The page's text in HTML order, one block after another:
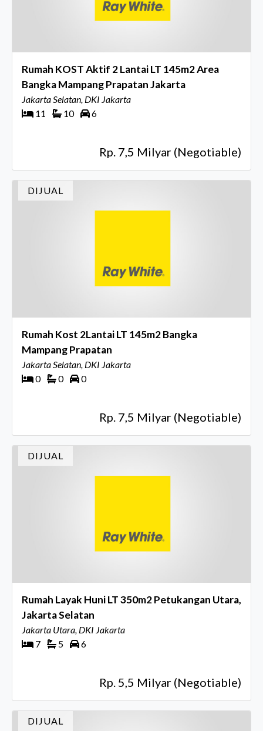
Rumah KOST Aktif 2 Lantai LT 145m2 Area
Bangka Mampang Prapatan Jakarta
Jakarta Selatan, DKI Jakarta
11
10 6
Rp. 7,5 Milyar (Negotiable)
DIJUAL
Rumah Kost 2Lantai LT 145m2 Bangka
Mampang Prapatan
Jakarta Selatan, DKI Jakarta
0
0 0
Rp. 7,5 Milyar (Negotiable)
DIJUAL
Rumah Layak Huni LT 350m2 Petukangan Utara,
Jakarta Selatan
Jakarta Utara, DKI Jakarta
7
5 6
Rp. 5,5 Milyar (Negotiable)
DIJUAL